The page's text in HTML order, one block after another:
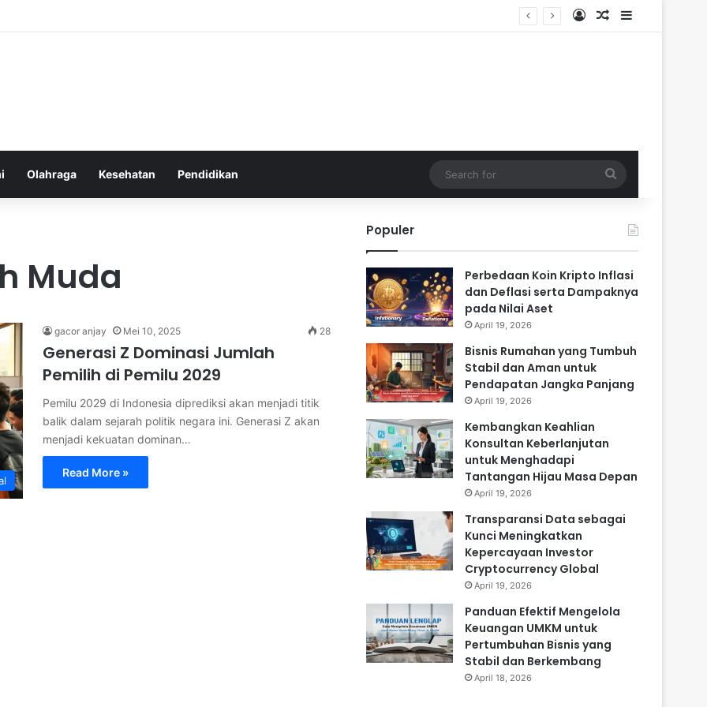
Log InRandom Article
Sidebar
Olahraga Kesehatan Pendidikan
for
Muda
gacor anjay Mei 10, 2025 28
Generasi Z Dominasi Jumlah
Pemilih di Pemilu 2029
Pemilu 2029 di Indonesia diprediksi akan menjadi titik
balik dalam sejarah politik negara ini. Generasi Z akan
menjadi kekuatan dominan…
Read More »
Populer
Perbedaan Koin Kripto Inflasi
dan Deflasi serta Dampaknya
pada Nilai Aset
April 19, 2026
Bisnis Rumahan yang Tumbuh
Stabil dan Aman untuk
Pendapatan Jangka Panjang
April 19, 2026
Kembangkan Keahlian
Konsultan Keberlanjutan
untuk Menghadapi
Tantangan Hijau Masa Depan
April 19, 2026
Transparansi Data sebagai
Kunci Meningkatkan
Kepercayaan Investor
Cryptocurrency Global
April 19, 2026
Panduan Efektif Mengelola
Keuangan UMKM untuk
Pertumbuhan Bisnis yang
Stabil dan Berkembang
April 18, 2026